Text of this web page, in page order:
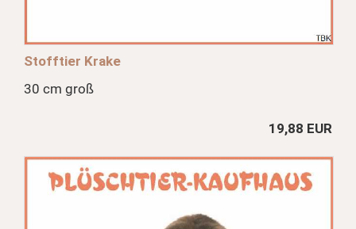
Stofftier Krake
30 cm groß
19,88 EUR